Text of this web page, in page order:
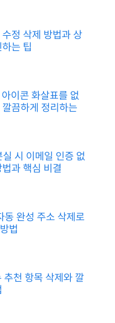
정 삭제 방법과 상
는 팁
이콘 화살표를 없
끔하게 정리하는
시 이메일 인증 없
과 핵심 비결
동 완성 주소 삭제로
법
추천 항목 삭제와 깔